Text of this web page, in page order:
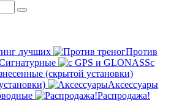
лучших
Против
с
Аксессуары
Распродажа!